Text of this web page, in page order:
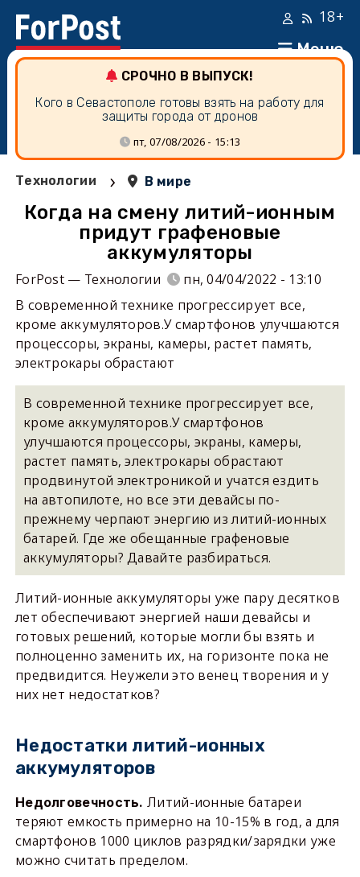
Меню
18+
СРОЧНО В ВЫПУСК!
Кого в Севастополе готовы взять на работу для
защиты города от дронов
пт, 07/08/2026 - 15:13
Технологии › В мире
Когда на смену литий-ионным
придут графеновые
аккумуляторы
ForPost — Технологии
пн, 04/04/2022 - 13:10
В современной технике прогрессирует все,
кроме аккумуляторов.У смартфонов улучшаются
процессоры, экраны, камеры, растет память,
электрокары обрастают
В современной технике прогрессирует все,
кроме аккумуляторов.У смартфонов
улучшаются процессоры, экраны, камеры,
растет память, электрокары обрастают
продвинутой электроникой и учатся ездить
на автопилоте, но все эти девайсы по-
прежнему черпают энергию из литий-ионных
батарей. Где же обещанные графеновые
аккумуляторы? Давайте разбираться.
Литий-ионные аккумуляторы уже пару десятков
лет обеспечивают энергией наши девайсы и
готовых решений, которые могли бы взять и
полноценно заменить их, на горизонте пока не
предвидится. Неужели это венец творения и у
них нет недостатков?
Недостатки литий-ионных
аккумуляторов
Недолговечность. Литий-ионные батареи
теряют емкость примерно на 10-15% в год, а для
смартфонов 1000 циклов разрядки/зарядки уже
можно считать пределом.